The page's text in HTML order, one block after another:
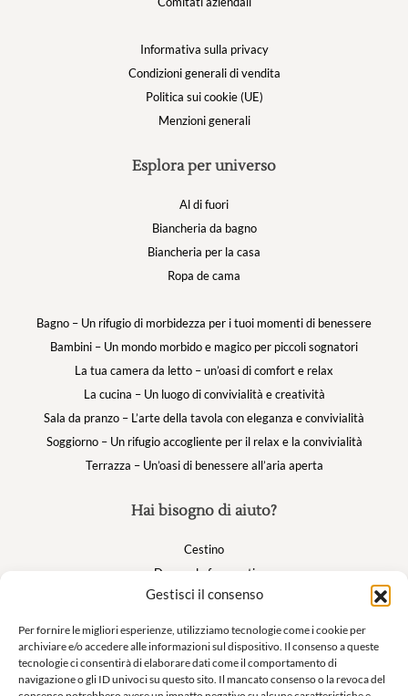
Gestisci il consenso
Per fornire le migliori esperienze, utilizziamo tecnologie come i cookie per
archiviare e/o accedere alle informazioni sul dispositivo. Il consenso a queste
tecnologie ci consentirà di elaborare dati come il comportamento di
navigazione o gli ID univoci su questo sito. Il mancato consenso o la revoca del
Hai bisogno di aiuto?
Cestino
Domande frequenti
Il mio account
Suivez nous
Informativa sulla privacy
Condizioni generali di vendita
Politica sui cookie (UE)
Menzioni generali
Esplora per universo
Al di fuori
Biancheria da bagno
Biancheria per la casa
Ropa de cama
Bagno – Un rifugio di morbidezza per i tuoi momenti di benessere
Bambini – Un mondo morbido e magico per piccoli sognatori
La tua camera da letto – un’oasi di comfort e relax
La cucina – Un luogo di convivialità e creatività
Sala da pranzo – L’arte della tavola con eleganza e convivialità
Soggiorno – Un rifugio accogliente per il relax e la convivialità
Terrazza – Un’oasi di benessere all’aria aperta